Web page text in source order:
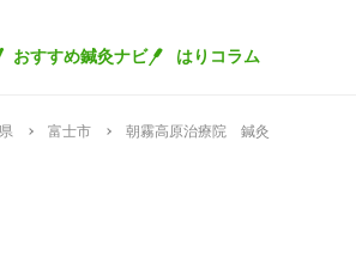
おすすめ鍼灸ナビ はりコラム
富士市 朝霧高原治療院 鍼灸